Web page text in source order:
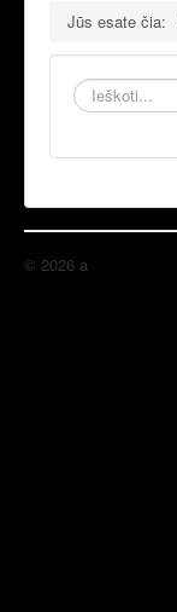
Jūs esate čia:
Ieškoti...
© 2026 a